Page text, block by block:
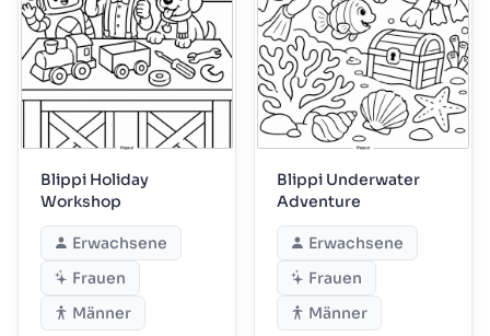
Blippi Holiday
Workshop
Erwachsene
Frauen
Männer
Blippi Underwater
Adventure
Erwachsene
Frauen
Männer